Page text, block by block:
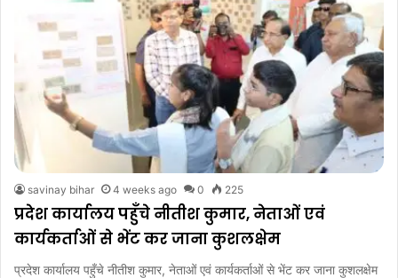
savinay bihar 4 weeks ago 0 225
प्रदेश कार्यालय पहुँचे नीतीश कुमार, नेताओं एवं
कार्यकर्ताओं से भेंट कर जाना कुशलक्षेम
प्रदेश कार्यालय पहुँचे नीतीश कुमार, नेताओं एवं कार्यकर्ताओं से भेंट कर जाना कुशलक्षेम